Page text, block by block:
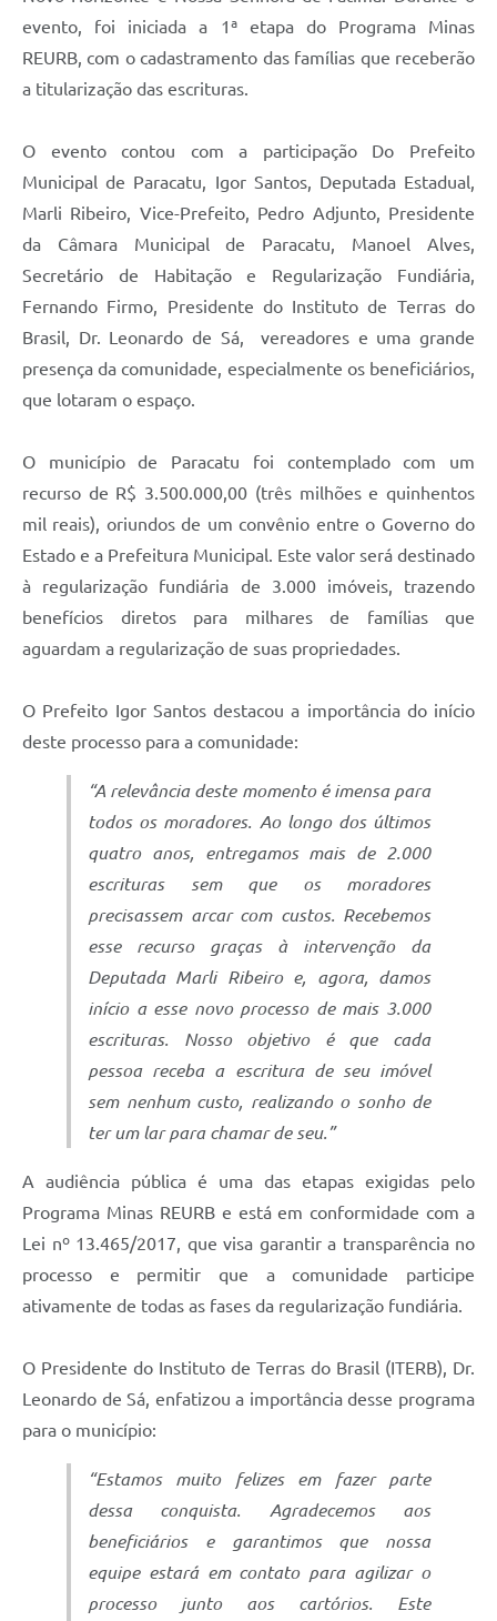
evento, foi iniciada a 1ª etapa do Programa Minas
REURB, com o cadastramento das famílias que receberão
a titularização das escrituras.
O evento contou com a participação Do Prefeito
Municipal de Paracatu, Igor Santos, Deputada Estadual,
Marli Ribeiro, Vice-Prefeito, Pedro Adjunto, Presidente
da Câmara Municipal de Paracatu, Manoel Alves,
Secretário de Habitação e Regularização Fundiária,
Fernando Firmo, Presidente do Instituto de Terras do
Brasil, Dr. Leonardo de Sá, vereadores e uma grande
presença da comunidade, especialmente os beneficiários,
que lotaram o espaço.
O município de Paracatu foi contemplado com um
recurso de R$ 3.500.000,00 (três milhões e quinhentos
mil reais), oriundos de um convênio entre o Governo do
Estado e a Prefeitura Municipal. Este valor será destinado
à regularização fundiária de 3.000 imóveis, trazendo
benefícios diretos para milhares de famílias que
aguardam a regularização de suas propriedades.
O Prefeito Igor Santos destacou a importância do início
deste processo para a comunidade:
“A relevância deste momento é imensa para
todos os moradores. Ao longo dos últimos
quatro anos, entregamos mais de 2.000
escrituras sem que os moradores
precisassem arcar com custos. Recebemos
esse recurso graças à intervenção da
Deputada Marli Ribeiro e, agora, damos
início a esse novo processo de mais 3.000
escrituras. Nosso objetivo é que cada
pessoa receba a escritura de seu imóvel
sem nenhum custo, realizando o sonho de
ter um lar para chamar de seu.”
A audiência pública é uma das etapas exigidas pelo
Programa Minas REURB e está em conformidade com a
Lei nº 13.465/2017, que visa garantir a transparência no
processo e permitir que a comunidade participe
ativamente de todas as fases da regularização fundiária.
O Presidente do Instituto de Terras do Brasil (ITERB), Dr.
Leonardo de Sá, enfatizou a importância desse programa
para o município:
“Estamos muito felizes em fazer parte
dessa conquista. Agradecemos aos
beneficiários e garantimos que nossa
equipe estará em contato para agilizar o
processo junto aos cartórios. Este